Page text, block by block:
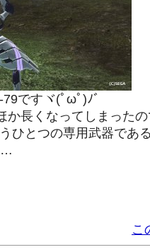
ですヾ(ﾟωﾟ)ﾉ゛
か長くなってしまった
ひとつの専用武器であ
こ